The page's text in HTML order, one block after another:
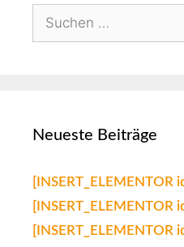
Neueste Beiträge
[INSERT_ELEMENTOR
[INSERT_ELEMENTOR
[INSERT_ELEMENTOR